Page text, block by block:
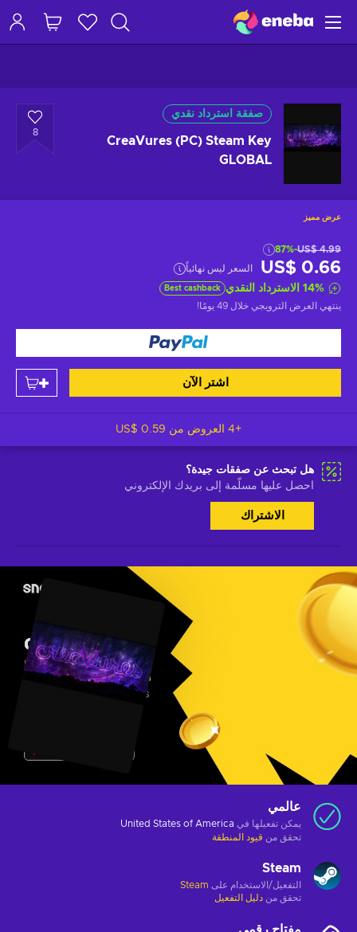
صفقة استرداد نقدي
CreaVures (PC) Steam Key
GLOBAL
8
عرض مميز
US$ 4.99
-87%
US$ 0.66 السعر ليس نهائياً
14% الاسترداد النقدي Best cashback
ينتهي العرض الترويجي خلال 49 يومًا !
اشتر الآن
+4 العروض من US$ 0.59
هل تبحث عن صفقات جيدة؟
احصل عليها مسلّمة إلى بريدك الإلكتروني
الاشتراك
عالمي
يمكن تفعيلها في United States of America
تحقق من قيود المنطقة
Steam
التفعيل/الاستخدام على Steam
تحقق من دليل التفعيل
مفتاح رقمي